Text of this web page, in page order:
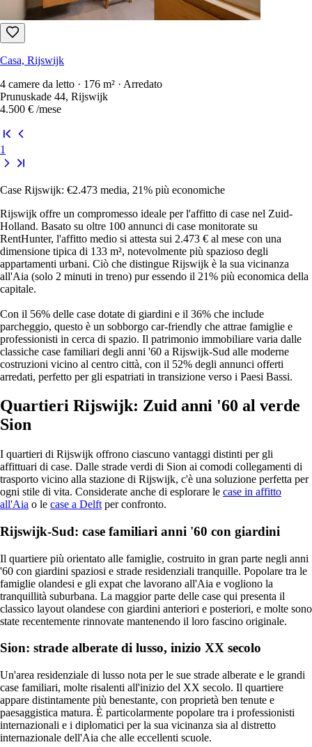
Casa, Rijswijk
4 camere da letto · 176 m² · Arredato
Prunuskade 44, Rijswijk
4.500 € /mese
1
Case Rijswijk: €2.473 media, 21% più economiche
Rijswijk offre un compromesso ideale per l'affitto di case nel Zuid-
Holland. Basato su oltre 100 annunci di case monitorate su
RentHunter, l'affitto medio si attesta sui 2.473 € al mese con una
dimensione tipica di 133 m², notevolmente più spazioso degli
appartamenti urbani. Ciò che distingue Rijswijk è la sua vicinanza
all'Aia (solo 2 minuti in treno) pur essendo il 21% più economica della
capitale.
Con il 56% delle case dotate di giardini e il 36% che include
parcheggio, questo è un sobborgo car-friendly che attrae famiglie e
professionisti in cerca di spazio. Il patrimonio immobiliare varia dalle
classiche case familiari degli anni '60 a Rijswijk-Sud alle moderne
costruzioni vicino al centro città, con il 52% degli annunci offerti
arredati, perfetto per gli espatriati in transizione verso i Paesi Bassi.
Quartieri Rijswijk: Zuid anni '60 al verde
Sion
I quartieri di Rijswijk offrono ciascuno vantaggi distinti per gli
affittuari di case. Dalle strade verdi di Sion ai comodi collegamenti di
trasporto vicino alla stazione di Rijswijk, c'è una soluzione perfetta per
ogni stile di vita. Considerate anche di esplorare le case in affitto
all'Aia o le case a Delft per confronto.
Rijswijk-Sud: case familiari anni '60 con giardini
Il quartiere più orientato alle famiglie, costruito in gran parte negli anni
'60 con giardini spaziosi e strade residenziali tranquille. Popolare tra le
famiglie olandesi e gli expat che lavorano all'Aia e vogliono la
tranquillità suburbana. La maggior parte delle case qui presenta il
classico layout olandese con giardini anteriori e posteriori, e molte sono
state recentemente rinnovate mantenendo il loro fascino originale.
Sion: strade alberate di lusso, inizio XX secolo
Un'area residenziale di lusso nota per le sue strade alberate e le grandi
case familiari, molte risalenti all'inizio del XX secolo. Il quartiere
appare distintamente più benestante, con proprietà ben tenute e
paesaggistica matura. È particolarmente popolare tra i professionisti
internazionali e i diplomatici per la sua vicinanza sia al distretto
internazionale dell'Aia che alle eccellenti scuole.